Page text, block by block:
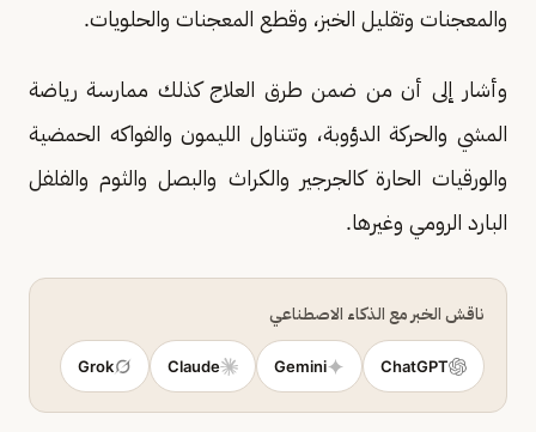
والمعجنات وتقليل الخبز، وقطع المعجنات والحلويات.
وأشار إلى أن من ضمن طرق العلاج كذلك ممارسة رياضة
المشي والحركة الدؤوبة، وتتناول الليمون والفواكه الحمضية
والورقيات الحارة كالجرجير والكراث والبصل والثوم والفلفل
البارد الرومي وغيرها.
ناقش الخبر مع الذكاء الاصطناعي
ChatGPT
Gemini
Claude
Grok